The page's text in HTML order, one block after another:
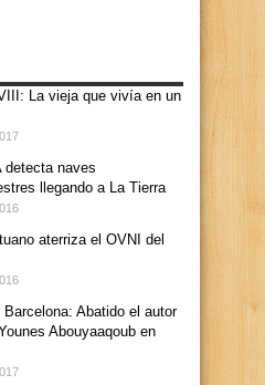
La vieja que vivía en un
detecta naves
llegando a La Tierra
aterriza el OVNI del
Barcelona: Abatido el autor
Abouyaaqoub en